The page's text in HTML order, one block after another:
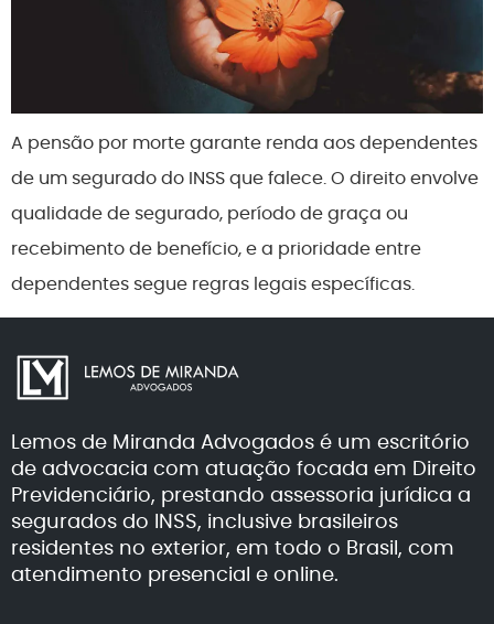
A pensão por morte garante renda aos dependentes
de um segurado do INSS que falece. O direito envolve
qualidade de segurado, período de graça ou
recebimento de benefício, e a prioridade entre
dependentes segue regras legais específicas.
Lemos de Miranda Advogados é um escritório
de advocacia com atuação focada em Direito
Previdenciário, prestando assessoria jurídica a
segurados do INSS, inclusive brasileiros
residentes no exterior, em todo o Brasil, com
atendimento presencial e online.